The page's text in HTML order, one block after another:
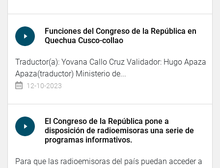
Funciones del Congreso de la República en
Quechua Cusco-collao
Traductor(a): Yovana Callo Cruz Validador: Hugo Apaza
Apaza(traductor) Ministerio de...
12-10-2023
El Congreso de la República pone a
disposición de radioemisoras una serie de
programas informativos.
Para que las radioemisoras del país puedan acceder a